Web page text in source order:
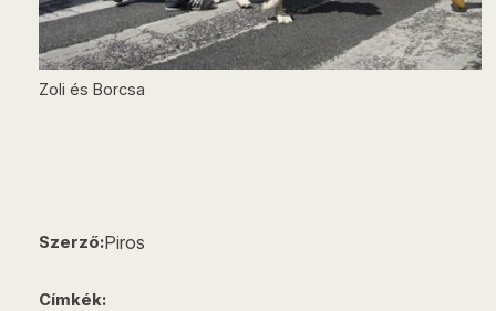
Zoli és Borcsa
Szerző:Piros
Címkék: